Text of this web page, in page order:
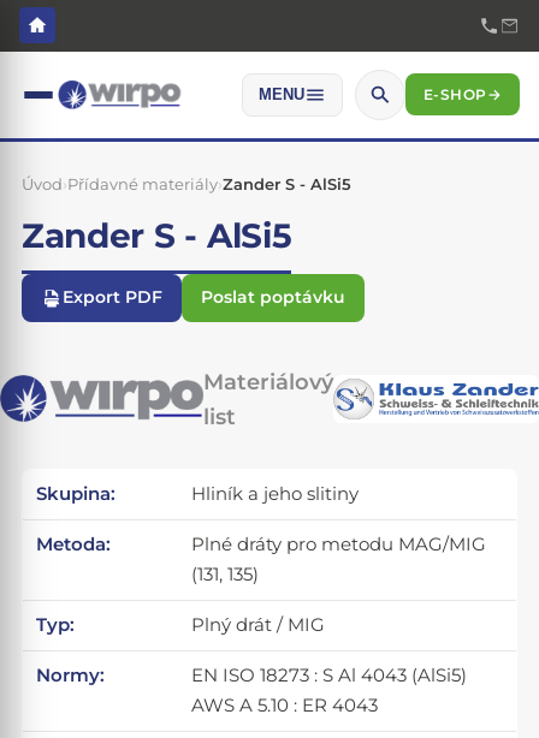
MENU E-SHOP→
Úvod›Přídavné materiály›Zander S - AlSi5
Zander S - AlSi5
Export PDF Poslat poptávku
Materiálový
list
Skupina: Hliník a jeho slitiny
Metoda:
Plné dráty pro metodu MAG/MIG
(131, 135)
Typ: Plný drát / MIG
Normy:
EN ISO 18273 : S Al 4043 (AlSi5)
AWS A 5.10 : ER 4043